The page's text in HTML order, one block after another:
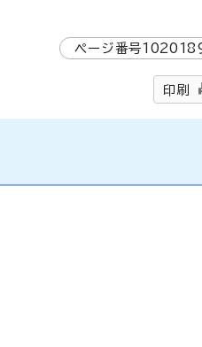
ページ番号
印刷